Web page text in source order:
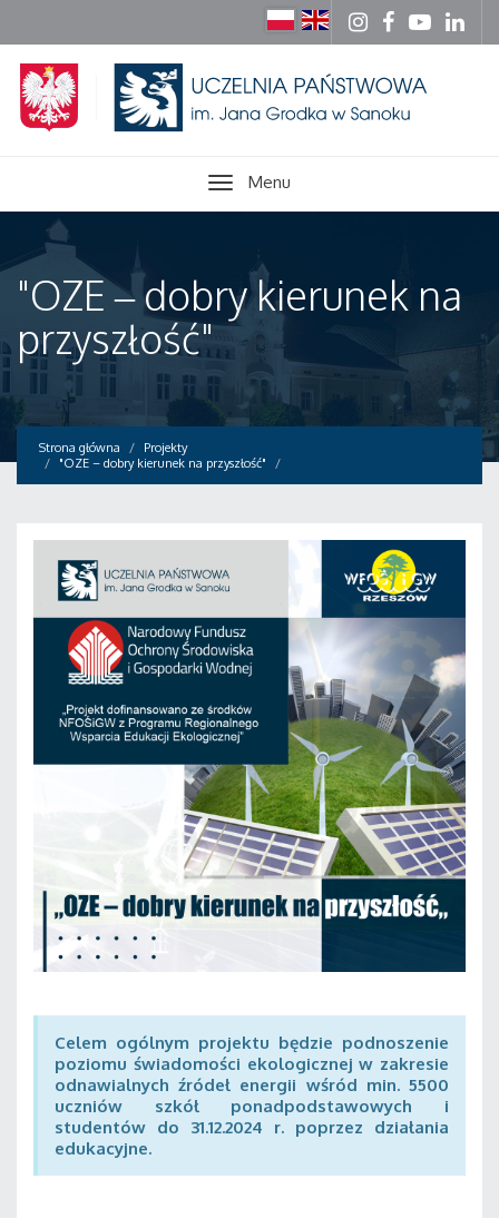
Menu
"OZE – dobry kierunek na
przyszłość"
Strona główna
Projekty
"OZE – dobry kierunek na przyszłość"
Celem ogólnym projektu będzie podnoszenie
poziomu świadomości ekologicznej w zakresie
odnawialnych źródeł energii wśród min. 5500
uczniów szkół ponadpodstawowych i
studentów do 31.12.2024 r. poprzez działania
edukacyjne.